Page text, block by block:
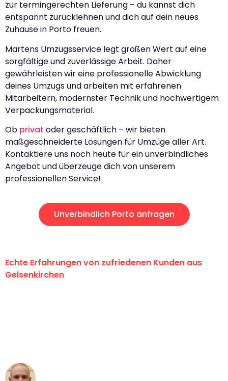
zur termingerechten Lieferung – du kannst dich
entspannt zurücklehnen und dich auf dein neues
Zuhause in Porto freuen.
Martens Umzugsservice legt großen Wert auf eine
sorgfältige und zuverlässige Arbeit. Daher
gewährleisten wir eine professionelle Abwicklung
deines Umzugs und arbeiten mit erfahrenen
Mitarbeitern, modernster Technik und hochwertigem
Verpackungsmaterial.
Ob privat oder geschäftlich – wir bieten
maßgeschneiderte Lösungen für Umzüge aller Art.
Kontaktiere uns noch heute für ein unverbindliches
Angebot und überzeuge dich von unserem
professionellen Service!
Unverbindlich Porto anfragen
Echte Erfahrungen von zufriedenen Kunden aus
Gelsenkirchen